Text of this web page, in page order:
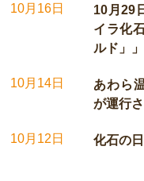
10月16日
10月29
イラ化
ルド」
10月14日
あわら
が運行
10月12日 化石の